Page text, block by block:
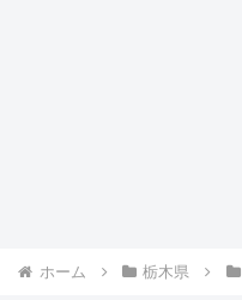
ホーム 栃木県